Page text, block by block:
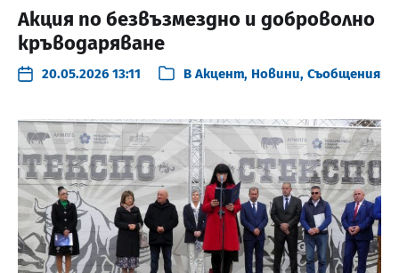
Акция по безвъзмездно и доброволно
кръводаряване
20.05.2026 13:11 В Акцент, Новини, Съобщения